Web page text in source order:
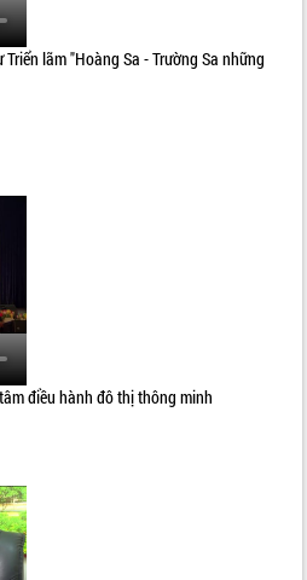
lãm "Hoàng Sa - Trường Sa những
điều hành đô thị thông minh